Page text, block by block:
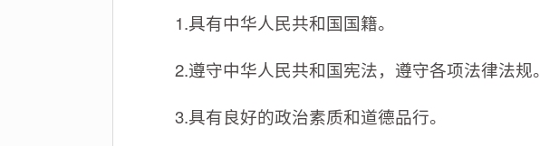
1.具有中华人民共和国国籍。
2.遵守中华人民共和国宪法，遵守各项法律法规。
3.具有良好的政治素质和道德品行。